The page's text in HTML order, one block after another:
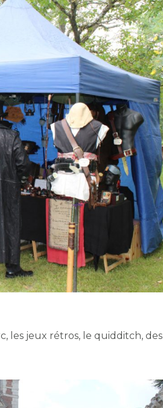
les jeux rétros, le quidditch, des